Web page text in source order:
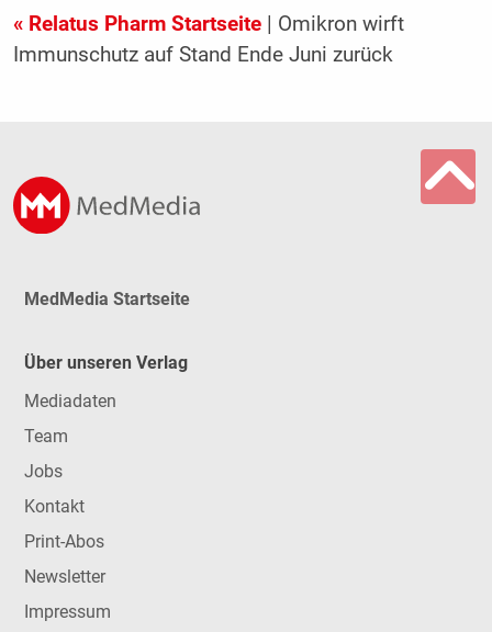
« Relatus Pharm Startseite| Omikron wirft
Immunschutz auf Stand Ende Juni zurück
MedMedia Startseite
Über unseren Verlag
Mediadaten
Team
Jobs
Kontakt
Print-Abos
Newsletter
Impressum